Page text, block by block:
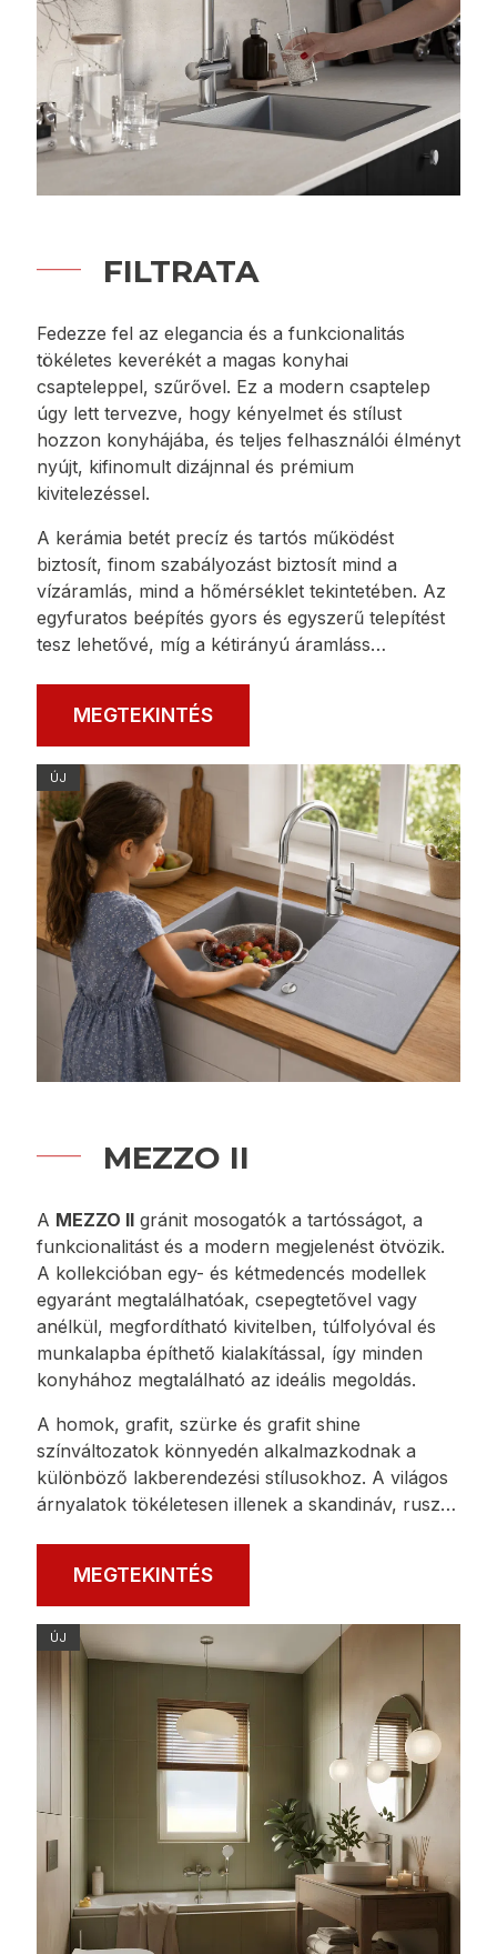
FILTRATA
Fedezze fel az elegancia és a funkcionalitás
tökéletes keverékét a magas konyhai
csapteleppel, szűrővel. Ez a modern csaptelep
úgy lett tervezve, hogy kényelmet és stílust
hozzon konyhájába, és teljes felhasználói élményt
nyújt, kifinomult dizájnnal és prémium
kivitelezéssel.
A kerámia betét precíz és tartós működést
biztosít, finom szabályozást biztosít mind a
vízáramlás, mind a hőmérséklet tekintetében. Az
egyfuratos beépítés gyors és egyszerű telepítést
tesz lehetővé, míg a kétirányú áramláss…
MEGTEKINTÉS
ÚJ
MEZZO II
A MEZZO II gránit mosogatók a tartósságot, a
funkcionalitást és a modern megjelenést ötvözik.
A kollekcióban egy- és kétmedencés modellek
egyaránt megtalálhatóak, csepegtetővel vagy
anélkül, megfordítható kivitelben, túlfolyóval és
munkalapba építhető kialakítással, így minden
konyhához megtalálható az ideális megoldás.
A homok, grafit, szürke és grafit shine
színváltozatok könnyedén alkalmazkodnak a
különböző lakberendezési stílusokhoz. A világos
árnyalatok tökéletesen illenek a skandináv, rusz…
MEGTEKINTÉS
ÚJ